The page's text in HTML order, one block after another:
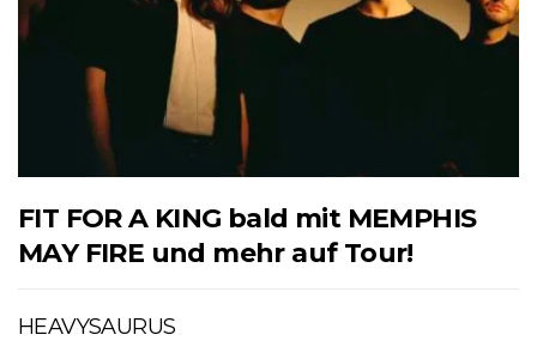
FIT FOR A KING bald mit MEMPHIS
MAY FIRE und mehr auf Tour!
HEAVYSAURUS